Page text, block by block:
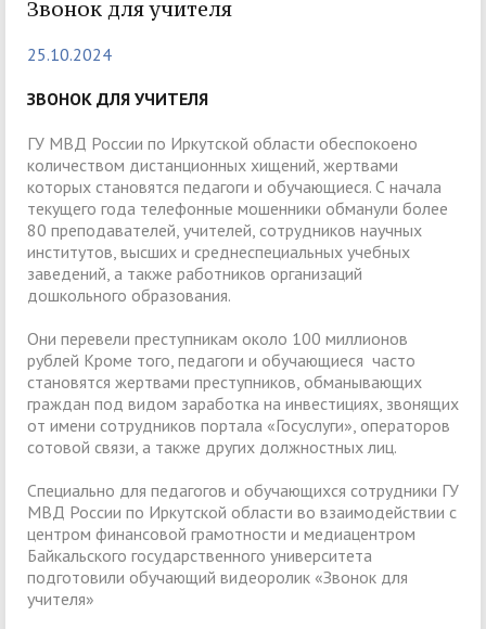
Звонок для учителя
25.10.2024
ЗВОНОК ДЛЯ УЧИТЕЛЯ
ГУ МВД России по Иркутской области обеспокоено
количеством дистанционных хищений, жертвами
которых становятся педагоги и обучающиеся. С начала
текущего года телефонные мошенники обманули более
80 преподавателей, учителей, сотрудников научных
институтов, высших и среднеспециальных учебных
заведений, а также работников организаций
дошкольного образования.
Они перевели преступникам около 100 миллионов
рублей Кроме того, педагоги и обучающиеся часто
становятся жертвами преступников, обманывающих
граждан под видом заработка на инвестициях, звонящих
от имени сотрудников портала «Госуслуги», операторов
сотовой связи, а также других должностных лиц.
Специально для педагогов и обучающихся сотрудники ГУ
МВД России по Иркутской области во взаимодействии с
центром финансовой грамотности и медиацентром
Байкальского государственного университета
подготовили обучающий видеоролик «Звонок для
учителя»